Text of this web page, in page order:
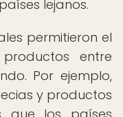
lejanos.
permitieron el
entre
Por ejemplo,
y productos